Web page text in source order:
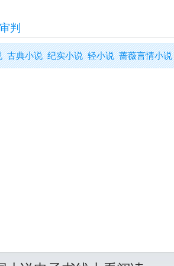
判
古典小说 纪实小说 轻小说 蔷薇言情小说